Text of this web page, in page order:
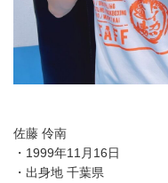
佐藤 伶南
・1999年11月16日
・出身地 千葉県